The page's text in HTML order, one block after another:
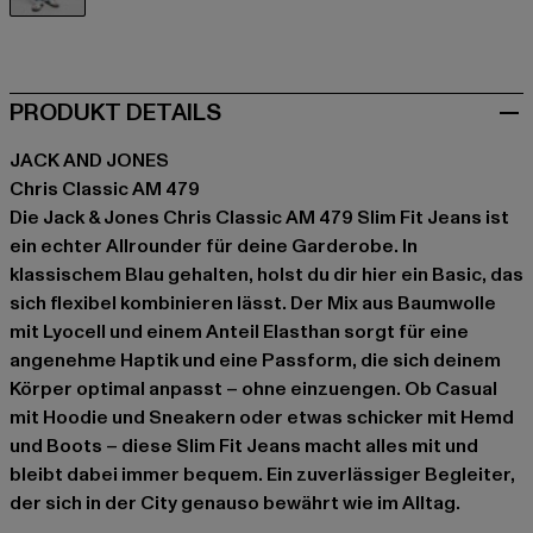
PRODUKT DETAILS
JACK AND JONES
Chris Classic AM 479
Die Jack & Jones Chris Classic AM 479 Slim Fit Jeans ist
ein echter Allrounder für deine Garderobe. In
klassischem Blau gehalten, holst du dir hier ein Basic, das
sich flexibel kombinieren lässt. Der Mix aus Baumwolle
mit Lyocell und einem Anteil Elasthan sorgt für eine
angenehme Haptik und eine Passform, die sich deinem
Körper optimal anpasst – ohne einzuengen. Ob Casual
mit Hoodie und Sneakern oder etwas schicker mit Hemd
und Boots – diese Slim Fit Jeans macht alles mit und
bleibt dabei immer bequem. Ein zuverlässiger Begleiter,
der sich in der City genauso bewährt wie im Alltag.